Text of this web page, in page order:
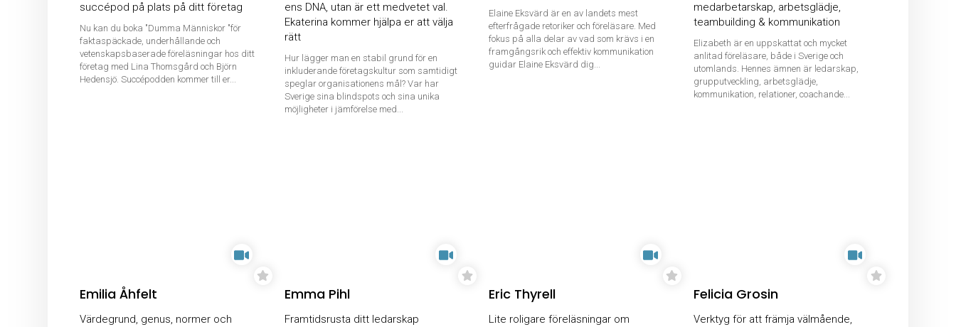
succépod på plats på ditt företag
Nu kan du boka "Dumma Människor "för
faktaspäckade, underhållande och
vetenskapsbaserade föreläsningar hos ditt
företag med Lina Thomsgård och Björn
Hedensjö. Succépodden kommer till er...
ens DNA, utan är ett medvetet val.
Ekaterina kommer hjälpa er att välja
rätt
Hur lägger man en stabil grund för en
inkluderande företagskultur som samtidigt
speglar organisationens mål? Var har
Sverige sina blindspots och sina unika
möjligheter i jämförelse med...
Elaine Eksvärd är en av landets mest
efterfrågade retoriker och föreläsare. Med
fokus på alla delar av vad som krävs i en
framgångsrik och effektiv kommunikation
guidar Elaine Eksvärd dig...
medarbetarskap, arbetsglädje,
teambuilding & kommunikation
Elizabeth är en uppskattat och mycket
anlitad föreläsare, både i Sverige och
utomlands. Hennes ämnen är ledarskap,
grupputveckling, arbetsglädje,
kommunikation, relationer, coachande...
Emilia Åhfelt
Värdegrund, genus, normer och
Emma Pihl
Framtidsrusta ditt ledarskap
Eric Thyrell
Lite roligare föreläsningar om
Felicia Grosin
Verktyg för att främja välmående,